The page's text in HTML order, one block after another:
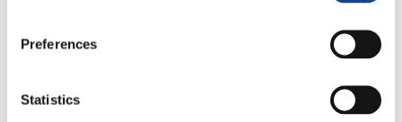
Preferences
Statistics